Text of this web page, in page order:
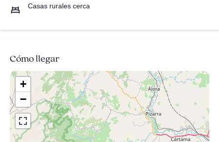
Casas rurales cerca
Cómo llegar
+
−